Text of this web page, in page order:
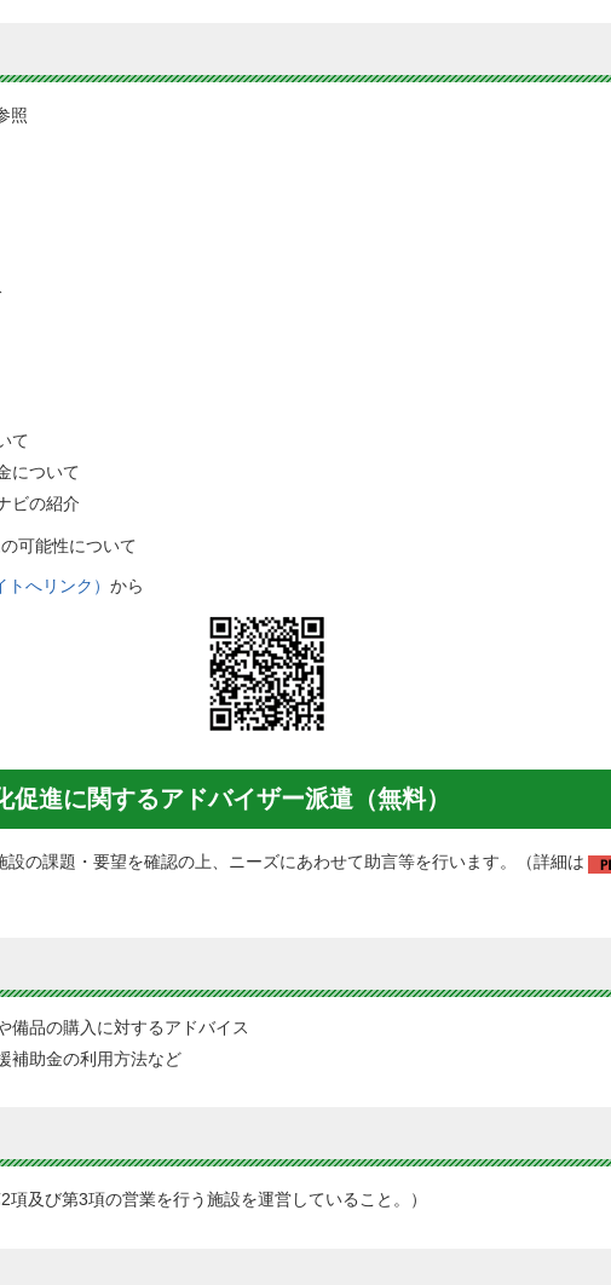
照
て
について
ビの紹介
可能性について
へリンク） から
進に関するアドバイザー派遣（無料）
の課題・要望を確認の上、ニーズにあわせて助言等を行います。（詳細は
備品の購入に対するアドバイス
補助金の利用方法など
及び第3項の営業を行う施設を運営していること。）